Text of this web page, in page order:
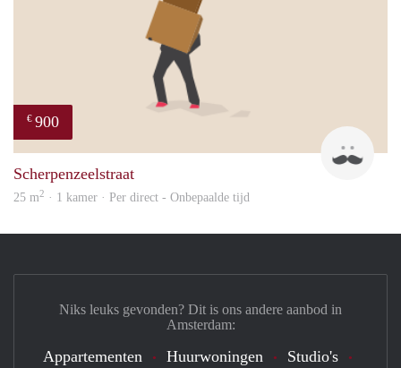
€ 900
Scherpenzeelstraat
25 m2 · 1 kamer · Per direct - Onbepaalde tijd
Niks leuks gevonden? Dit is ons andere aanbod in
Amsterdam:
Appartementen Huurwoningen
Studio's